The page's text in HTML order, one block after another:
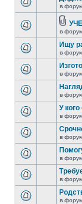
в
в
Ищу
в
в
в
У
в
в
в
в
в